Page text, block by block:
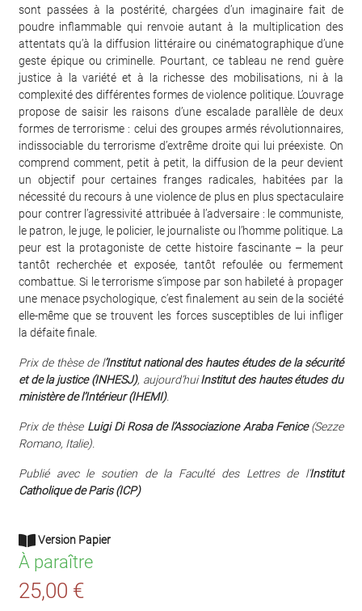
sont passées à la postérité, chargées d’un imaginaire fait de
poudre inflammable qui renvoie autant à la multiplication des
attentats qu’à la diffusion littéraire ou cinématographique d’une
geste épique ou criminelle. Pourtant, ce tableau ne rend guère
justice à la variété et à la richesse des mobilisations, ni à la
complexité des différentes formes de violence politique. L’ouvrage
propose de saisir les raisons d’une escalade parallèle de deux
formes de terrorisme : celui des groupes armés révolutionnaires,
indissociable du terrorisme d’extrême droite qui lui préexiste. On
comprend comment, petit à petit, la diffusion de la peur devient
un objectif pour certaines franges radicales, habitées par la
nécessité du recours à une violence de plus en plus spectaculaire
pour contrer l’agressivité attribuée à l’adversaire : le communiste,
le patron, le juge, le policier, le journaliste ou l’homme politique. La
peur est la protagoniste de cette histoire fascinante – la peur
tantôt recherchée et exposée, tantôt refoulée ou fermement
combattue. Si le terrorisme s’impose par son habileté à propager
une menace psychologique, c’est finalement au sein de la société
elle-même que se trouvent les forces susceptibles de lui infliger
la défaite finale.
Prix de thèse de l’Institut national des hautes études de la sécurité
et de la justice (INHESJ), aujourd’huiInstitutdes hautes études du
ministère de l’Intérieur (IHEMI).
Prix de thèse Luigi Di Rosa de l’Associazione Araba Fenice(Sezze
Romano, Italie).
Publié avec le soutien de la Faculté des Lettres de l’Institut
Catholique de Paris (ICP)
Version Papier
À paraître
25,00 €